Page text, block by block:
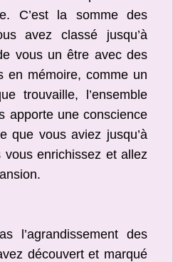
C’est la somme des
avez classé jusqu’à
vous un être avec des
en mémoire, comme un
trouvaille, l’ensemble
apporte une conscience
que vous aviez jusqu’à
vous enrichissez et allez
l’agrandissement des
découvert et marqué